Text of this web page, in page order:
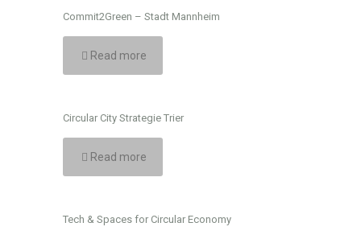
Commit2Green – Stadt Mannheim
Read more
Circular City Strategie Trier
Read more
Tech & Spaces for Circular Economy